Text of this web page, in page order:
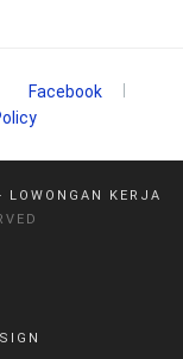
Facebook
LOWONGAN KERJA